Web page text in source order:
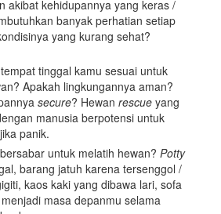
akibat kehidupannya yang keras /
banyak perhatian setiap
yang kurang sehat?
tinggal kamu sesuai untuk
Apakah lingkungannya aman?
secure? Hewan rescue yang
manusia berpotensi untuk
panik.
untuk melatih hewan? Potty
barang jatuh karena tersenggol /
kaos kaki yang dibawa lari, sofa
masa depanmu selama